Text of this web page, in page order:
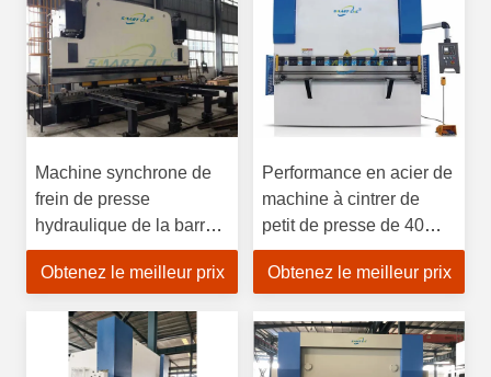
Machine synchrone de
frein de presse
hydraulique de la barre
OR de torsion avec le
contrôleur de DA41S
Obtenez le meilleur prix
Performance en acier de
machine à cintrer de
petit de presse de 40
tonnes de frein mini frein
de presse haute
Obtenez le meilleur prix